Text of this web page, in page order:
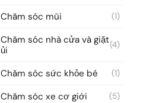
Chăm sóc mũi (1)
Chăm sóc nhà cửa và giặt
ủi
(4)
Chăm sóc sức khỏe bé (1)
Chăm sóc xe cơ giới (5)